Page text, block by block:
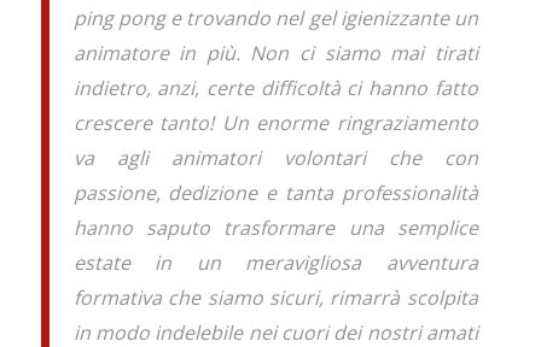
ping pong e trovando nel gel igienizzante un
animatore in più. Non ci siamo mai tirati
indietro, anzi, certe difficoltà ci hanno fatto
crescere tanto! Un enorme ringraziamento
va agli animatori volontari che con
passione, dedizione e tanta professionalità
hanno saputo trasformare una semplice
estate in un meravigliosa avventura
formativa che siamo sicuri, rimarrà scolpita
in modo indelebile nei cuori dei nostri amati